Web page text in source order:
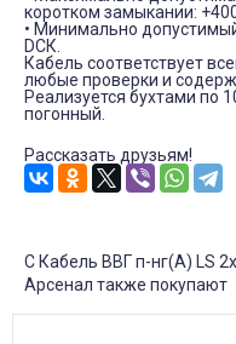
коротком замыкании:
• Минимально
DСК.
Кабель соответствует
любые проверки и
Реализуется бухтами по
погонный.
Рассказать друзьям!
С Кабель ВВГ п-нг(А) LS
Арсенал также покупают